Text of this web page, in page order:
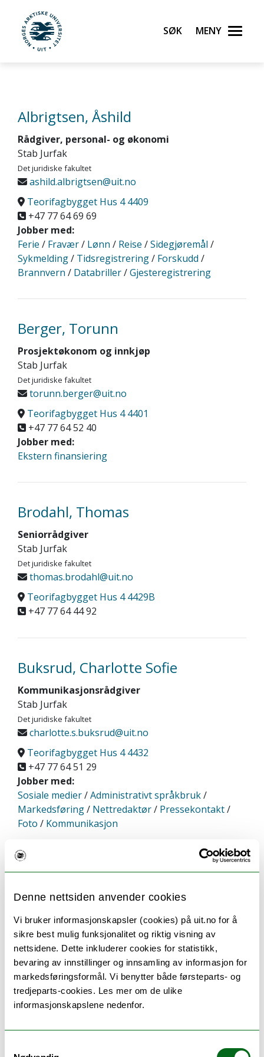
Denne nettsiden anvender cookies
Vi bruker informasjonskapsler (cookies) på uit.no for å
sikre best mulig funksjonalitet og riktig visning av
nettsidene. Dette inkluderer cookies for statistikk,
bevaring av innstillinger og innsamling av informasjon for
markedsføringsformål. Vi benytter både førsteparts- og
tredjeparts-cookies. Les mer om de ulike
informasjonskapslene nedenfor.
Gå til hovedinnhold
UiT Norges arktiske universitet
Søk Meny
Albrigtsen, Åshild
Rådgiver, personal- og økonomi
Stab Jurfak
Det juridiske fakultet
ashild.albrigtsen@uit.no
Teorifagbygget Hus 4 4409
+47 77 64 69 69
Jobber med:
Ferie / Fravær/ Lønn / Reise /Sidegjøremål /
Sykmelding/ Tidsregistrering/ Forskudd /
Brannvern / Databriller/Gjesteregistrering
Berger, Torunn
Prosjektøkonom og innkjøp
Stab Jurfak
Det juridiske fakultet
torunn.berger@uit.no
Teorifagbygget Hus 4 4401
+47 77 64 52 40
Jobber med:
Ekstern finansiering
Brodahl, Thomas
Seniorrådgiver
Stab Jurfak
Det juridiske fakultet
thomas.brodahl@uit.no
Teorifagbygget Hus 4 4429B
+47 77 64 44 92
Buksrud, Charlotte Sofie
Kommunikasjonsrådgiver
Stab Jurfak
Det juridiske fakultet
charlotte.s.buksrud@uit.no
Teorifagbygget Hus 4 4432
+47 77 64 51 29
Jobber med:
Sosiale medier/Administrativt språkbruk/
Markedsføring/ Nettredaktør/ Pressekontakt/
Foto / Kommunikasjon
Gabrielsen, Kari
Seniorrådgiver personal og organisasjon
Stab Jurfak
Det juridiske fakultet
kari.gabrielsen@uit.no
Teorifagbygget Hus 4 4410
+47 77 64 45 50
Jobber med:
Ansettelser/Arbeidsmiljø/Helse, miljø og
Personaladministrasjon/